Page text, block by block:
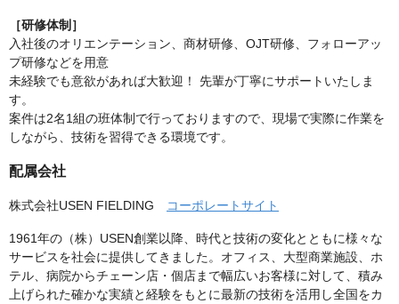
［研修体制］
入社後のオリエンテーション、商材研修、OJT研修、フォローアッ
プ研修などを用意
未経験でも意欲があれば大歓迎！ 先輩が丁寧にサポートいたしま
す。
案件は2名1組の班体制で行っておりますので、現場で実際に作業を
しながら、技術を習得できる環境です。
配属会社
株式会社USEN FIELDING コーポレートサイト
1961年の（株）USEN創業以降、時代と技術の変化とともに様々な
サービスを社会に提供してきました。オフィス、大型商業施設、ホ
テル、病院からチェーン店・個店まで幅広いお客様に対して、積み
上げられた確かな実績と経験をもとに最新の技術を活用し全国をカ